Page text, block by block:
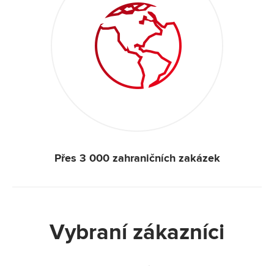
Přes 3 000 zahraničních zakázek
Vybraní zákazníci